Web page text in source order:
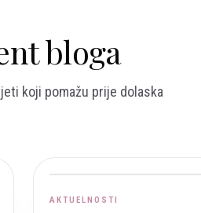
bloga
koji pomažu prije dolaska
AKTUELNOSTI